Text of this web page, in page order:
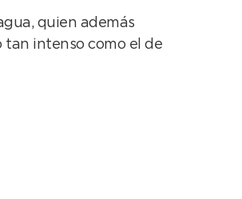
quien además
tan intenso como el de